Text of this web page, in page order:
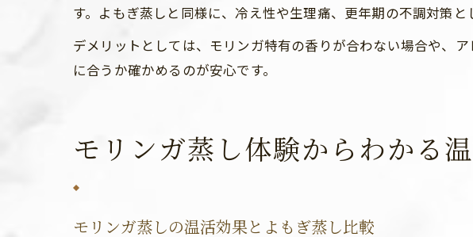
す。よもぎ蒸しと同様に、冷え性や生理痛、更年期の不調対策と
デメリットとしては、モリンガ特有の香りが合わない場合や、
に合うか確かめるのが安心です。
モリンガ蒸し体験からわかる
モリンガ蒸しの温活効果とよもぎ蒸し比較